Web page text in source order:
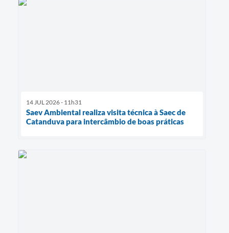
14 JUL 2026 - 11h31
Saev Ambiental realiza visita técnica à Saec de
Catanduva para intercâmbio de boas práticas